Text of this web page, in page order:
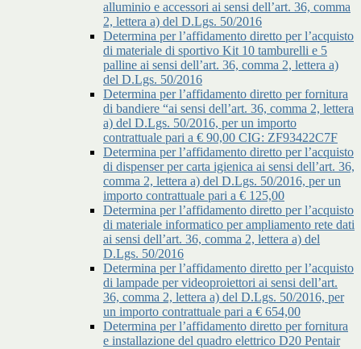
alluminio e accessori ai sensi dell’art. 36, comma
2, lettera a) del D.Lgs. 50/2016
Determina per l’affidamento diretto per l’acquisto
di materiale di sportivo Kit 10 tamburelli e 5
palline ai sensi dell’art. 36, comma 2, lettera a)
del D.Lgs. 50/2016
Determina per l’affidamento diretto per fornitura
di bandiere “ai sensi dell’art. 36, comma 2, lettera
a) del D.Lgs. 50/2016, per un importo
contrattuale pari a € 90,00 CIG: ZF93422C7F
Determina per l’affidamento diretto per l’acquisto
di dispenser per carta igienica ai sensi dell’art. 36,
comma 2, lettera a) del D.Lgs. 50/2016, per un
importo contrattuale pari a € 125,00
Determina per l’affidamento diretto per l’acquisto
di materiale informatico per ampliamento rete dati
ai sensi dell’art. 36, comma 2, lettera a) del
D.Lgs. 50/2016
Determina per l’affidamento diretto per l’acquisto
di lampade per videoproiettori ai sensi dell’art.
36, comma 2, lettera a) del D.Lgs. 50/2016, per
un importo contrattuale pari a € 654,00
Determina per l’affidamento diretto per fornitura
e installazione del quadro elettrico D20 Pentair